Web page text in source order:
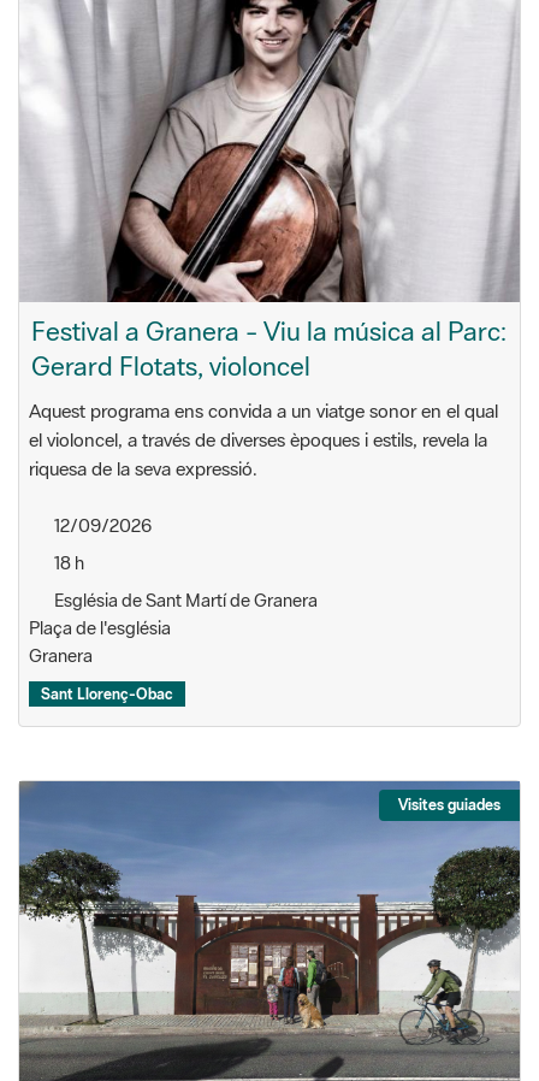
Festival a Granera - Viu la música al Parc:
Gerard Flotats, violoncel
Aquest programa ens convida a un viatge sonor en el qual
el violoncel, a través de diverses èpoques i estils, revela la
riquesa de la seva expressió.
12/09/2026
18 h
Església de Sant Martí de Granera
Plaça de l'església
Granera
Sant Llorenç-Obac
Visites guiades